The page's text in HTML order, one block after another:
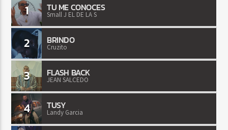
1 TU ME CONOCES
Small J EL DE LA S
2 BRINDO
Cruzito
3 FLASH BACK
JEAN SALCEDO
4 TUSY
Landy Garcia